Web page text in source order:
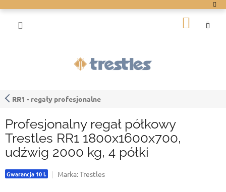
do
RR1 - regały profesjonalne
Profesjonalny regał półkowy
Trestles RR1 1800x1600x700,
udźwig 2000 kg, 4 półki
Gwarancja 10 l. Marka:Trestles